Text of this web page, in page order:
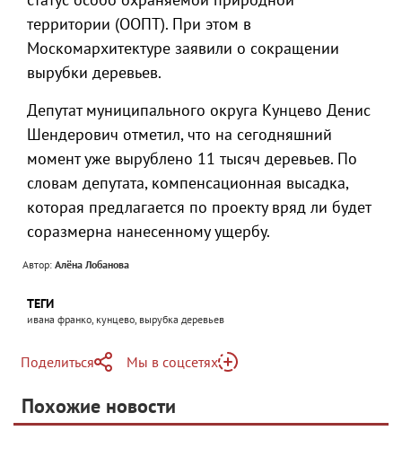
территории (ООПТ). При этом в
Москомархитектуре заявили о сокращении
вырубки деревьев.
Депутат муниципального округа Кунцево Денис
Шендерович отметил, что на сегодняшний
момент уже вырублено 11 тысяч деревьев. По
словам депутата, компенсационная высадка,
которая предлагается по проекту вряд ли будет
соразмерна нанесенному ущербу.
Автор: Алёна Лобанова
ТЕГИ
ивана франко, кунцево, вырубка деревьев
Поделиться
Telegram
Мы в соцсетях
Яндекс Дзен
Похожие новости